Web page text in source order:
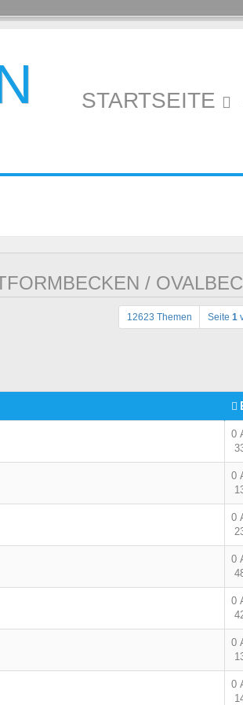
STARTSEITE
/
12623 Themen Seite 1
0
0
0
0
0
0
0